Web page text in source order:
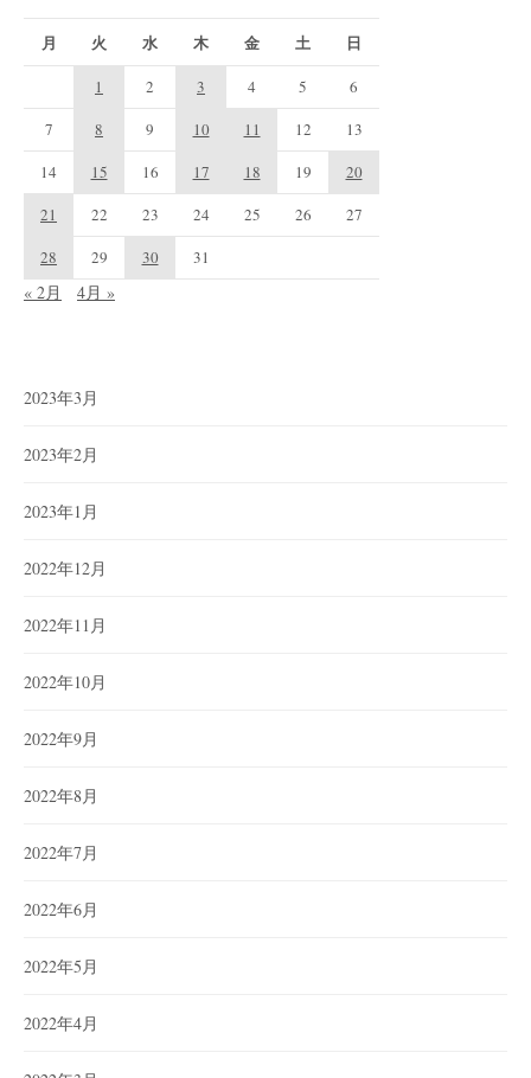
月 火 水 木 金 土 日
1 2 3 4 5
6
7
8 9 10 11 12
13
14
15 16 17 18 19
20
21
22 23 24 25 26
27
28
29 30 31
« 2月 4月 »
2023年3月
2023年2月
2023年1月
2022年12月
2022年11月
2022年10月
2022年9月
2022年8月
2022年7月
2022年6月
2022年5月
2022年4月